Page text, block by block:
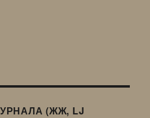
(ЖЖ, LJ